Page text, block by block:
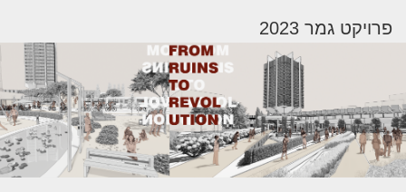
פרויקט גמר 2023